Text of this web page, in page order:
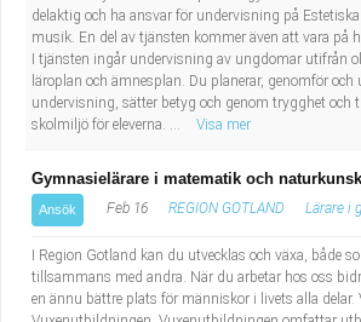
delaktig och ha ansvar för undervisning på
musik. En del av tjänsten kommer även att vara på
I tjänsten ingår undervisning av ungdomar utifrån
läroplan och ämnesplan. Du planerar, genomför och
undervisning, sätter betyg och genom trygghet och
skolmiljö för eleverna. ...
Visa mer
Gymnasielärare i matematik och
Ansök Feb 16 REGION GOTLAND Lärare i
I Region Gotland kan du utvecklas och växa, både
tillsammans med andra. När du arbetar hos oss
en ännu bättre plats för människor i livets alla delar.